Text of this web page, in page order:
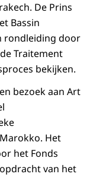
De Prins
Bassin
rondleiding door
Traitement
bekijken.
bezoek aan Art
Het
het Fonds
van het